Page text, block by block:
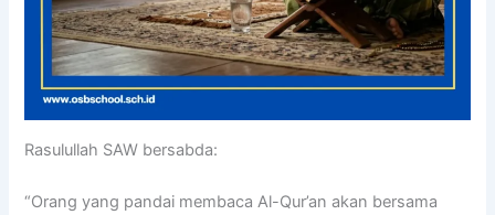
Rasulullah SAW bersabda:
“Orang yang pandai membaca Al-Qur’an akan bersama